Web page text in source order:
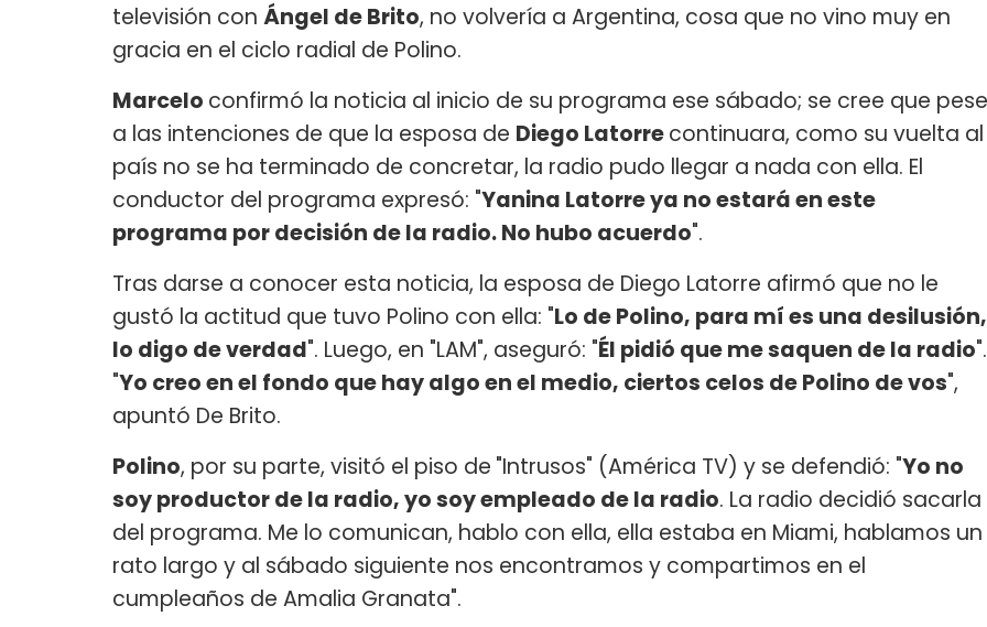
televisión con Ángel de Brito, no volvería a Argentina, cosa que no vino muy en
gracia en el ciclo radial de Polino.
Marcelo confirmó la noticia al inicio de su programa ese sábado; se cree que pese
a las intenciones de que la esposa de Diego Latorrecontinuara, como su vuelta al
país no se ha terminado de concretar, la radio pudo llegar a nada con ella. El
conductor del programa expresó: "Yanina Latorre ya no estará en este
programa por decisión de la radio. No hubo acuerdo".
Tras darse a conocer esta noticia, la esposa de Diego Latorre afirmó que no le
gustó la actitud que tuvo Polino con ella: "Lo de Polino, para mí es una desilusión,
lo digo de verdad". Luego, en "LAM", aseguró: "Él pidió que me saquen de la radio".
"Yo creo en el fondo que hay algo en el medio, ciertos celos de Polino de vos",
apuntó De Brito.
Polino, por su parte, visitó el piso de "Intrusos" (América TV) y se defendió: "Yo no
soy productor de la radio, yo soy empleado de la radio. La radio decidió sacarla
del programa. Me lo comunican, hablo con ella, ella estaba en Miami, hablamos un
rato largo y al sábado siguiente nos encontramos y compartimos en el
cumpleaños de Amalia Granata".